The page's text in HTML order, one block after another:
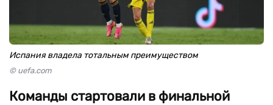
Испания владела тотальным преимуществом
© uefa.com
Команды стартовали в финальной